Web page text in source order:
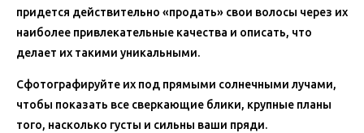
придется действительно «продать» свои волосы через их
наиболее привлекательные качества и описать, что
делает их такими уникальными.
Сфотографируйте их под прямыми солнечными лучами,
чтобы показать все сверкающие блики, крупные планы
того, насколько густы и сильны ваши пряди.